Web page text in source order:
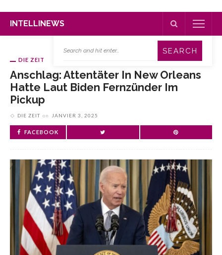
INTELLINEWS
DIE ZEIT
Anschlag: Attentäter In New Orleans
Hatte Laut Biden Fernzünder Im
Pickup
DIE ZEIT on JANVIER 3, 2025
FACEBOOK